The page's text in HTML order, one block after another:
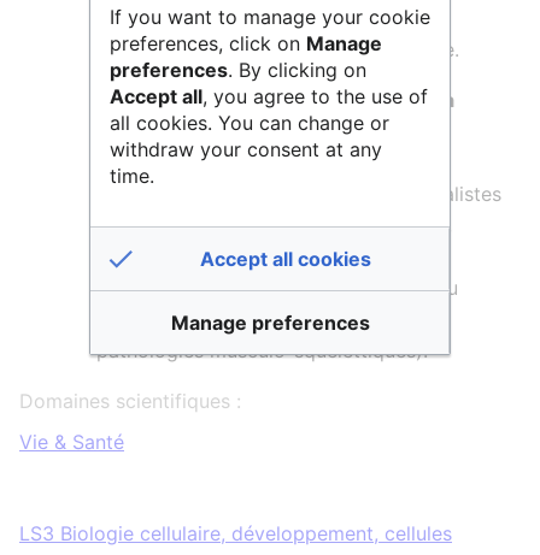
fondamentale et des applications
innovantes de la thérapie régénératrice.
Le but est defaciliter le transfert de la
recherche sur la biologie des cellules
souches aux applications cliniques
coordination avec des cliniciens spécialistes
de maladies chroniques (vieillissement,
polyarthrite rhumatoïde, maladies
génétiques rares, diabètes, maladies du
foie, maladies neurodégénératives,
pathologies musculo-squelettiques).
Domaines scientifiques :
Vie & Santé
LS3 Biologie cellulaire, développement, cellules
If you want to manage your cookie
preferences, click on Manage
preferences. By clicking on
Accept all, you agree to the use of
all cookies. You can change or
withdraw your consent at any
time.
Accept all cookies
Manage preferences